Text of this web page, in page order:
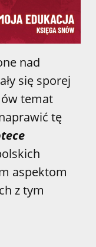
nad
się sporej
temat
tę
aspektom
z tym